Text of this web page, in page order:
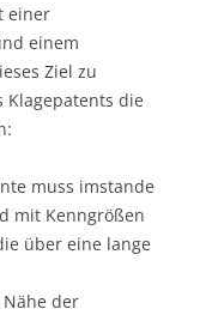
einer
einem
Ziel zu
Klagepatents die
muss imstande
mit Kenngrößen
über eine lange
der